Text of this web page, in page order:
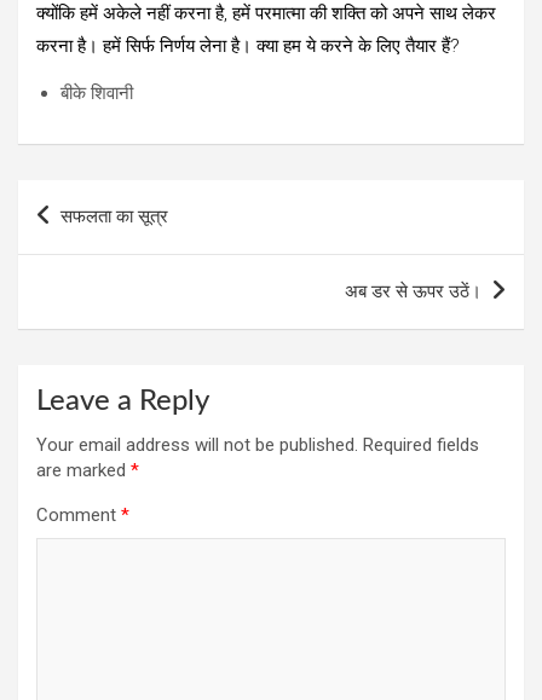
क्योंकि हमें अकेले नहीं करना है, हमें परमात्मा की शक्ति को अपने साथ लेकर
करना है। हमें सिर्फ निर्णय लेना है। क्या हम ये करने के लिए तैयार हैं?
बीके शिवानी
navigation
सफलता का सूत्र
अब डर से ऊपर उठें।
Leave a Reply
Your email address will not be published. Required fields
are marked *
Comment *